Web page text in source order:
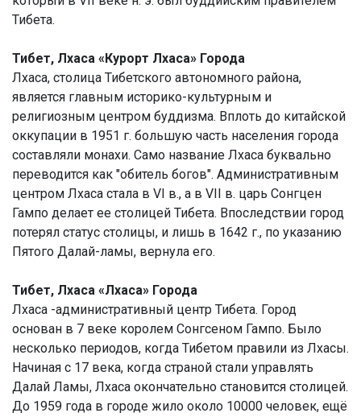
Тибета.
Тибет, Лхаса «Курорт Лхаса» Города
Лхаса, столица Тибетского автономного района,
является главным историко-культурным и
религиозным центром буддизма. Вплоть до китайской
оккупации в 1951 г. большую часть населения города
составляли монахи. Само название Лхаса буквально
переводится как "обитель богов". Административным
центром Лхаса стала в VI в., а в VII в. царь Сонгцен
Гампо делает ее столицей Тибета. Впоследствии город
потерял статус столицы, и лишь в 1642 г., по указанию
Пятого Далай-ламы, вернула его.
Тибет, Лхаса «Лхаса» Города
Лхаса -административный центр Тибета. Город
основан в 7 веке королем Сонгсеном Гампо. Было
несколько периодов, когда Тибетом правили из Лхасы.
Начиная с 17 века, когда страной стали управлять
Далай Ламы, Лхаса окончательно становится столицей.
До 1959 года в городе жило около 10000 человек, ещё